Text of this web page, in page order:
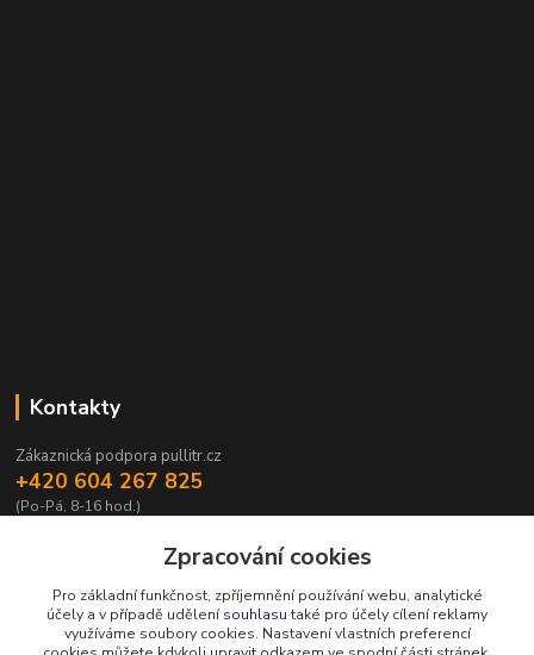
Kontakty
Zákaznická podpora pullitr.cz
+420 604 267 825
(Po-Pá, 8-16 hod.)
Zpracování cookies
Pro základní funkčnost, zpříjemnění používání webu, analytické
účely a v případě udělenísouhlasutaké pro účely cílení reklamy
využíváme soubory cookies. Nastavení vlastních preferencí